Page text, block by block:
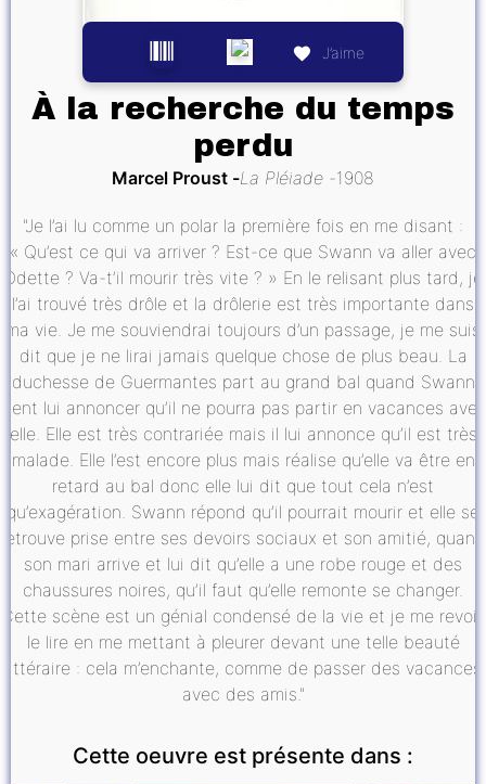
J’aime
À la recherche du temps
perdu
Marcel Proust La Pléiade 1908
"Je l’ai lu comme un polar la première fois en me disant :
« Qu’est ce qui va arriver ? Est-ce que Swann va aller avec
Odette ? Va-t’il mourir très vite ? » En le relisant plus tard, je
l’ai trouvé très drôle et la drôlerie est très importante dans
ma vie. Je me souviendrai toujours d’un passage, je me suis
dit que je ne lirai jamais quelque chose de plus beau. La
duchesse de Guermantes part au grand bal quand Swann
vient lui annoncer qu’il ne pourra pas partir en vacances avec
elle. Elle est très contrariée mais il lui annonce qu’il est très
malade. Elle l’est encore plus mais réalise qu’elle va être en
retard au bal donc elle lui dit que tout cela n’est
qu’exagération. Swann répond qu’il pourrait mourir et elle se
retrouve prise entre ses devoirs sociaux et son amitié, quand
son mari arrive et lui dit qu’elle a une robe rouge et des
chaussures noires, qu’il faut qu’elle remonte se changer.
Cette scène est un génial condensé de la vie et je me revois
le lire en me mettant à pleurer devant une telle beauté
littéraire : cela m’enchante, comme de passer des vacances
avec des amis."
Cette oeuvre est présente dans :